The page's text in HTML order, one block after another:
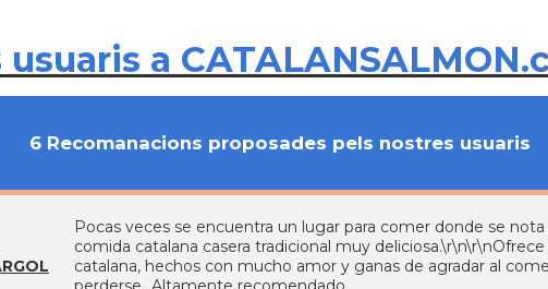
a
6 Recomanacions proposades pels nostres usuaris
Pocas veces se encuentra un lugar para comer donde se
comida catalana casera tradicional muy
catalana, hechos con mucho amor y ganas de agradar al